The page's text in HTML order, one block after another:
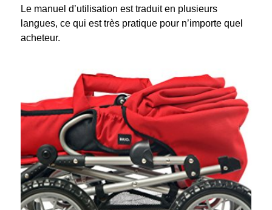
Le manuel d’utilisation est traduit en plusieurs
langues, ce qui est très pratique pour n’importe quel
acheteur.